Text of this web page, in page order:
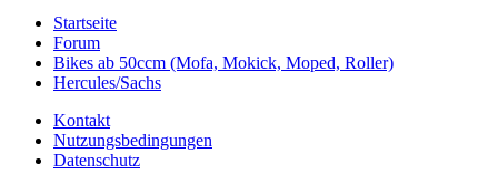
Startseite
Forum
Bikes ab 50ccm (Mofa, Mokick, Moped, Roller)
Hercules/Sachs
Kontakt
Nutzungsbedingungen
Datenschutz